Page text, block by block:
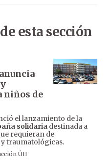
esta sección
niños de
el lanzamiento de la
solidaria destinada a
requieran de
traumatológicas.
ÚH